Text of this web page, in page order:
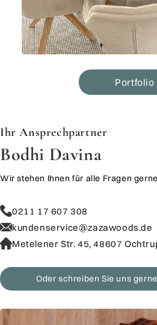
Portfolio
​​​​​​​Ihr Ansprechpartner
Bodhi Davina
Wir stehen Ihnen für alle Fragen
0211 17 607 308
kundenservice@zazawoods.de
Metelener Str. 45, 48607
Oder schreiben Sie uns